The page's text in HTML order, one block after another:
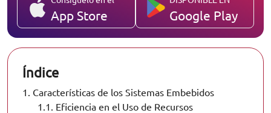
App Store Google Play
Índice
1. Características de los Sistemas Embebidos
1.1. Eficiencia en el Uso de Recursos